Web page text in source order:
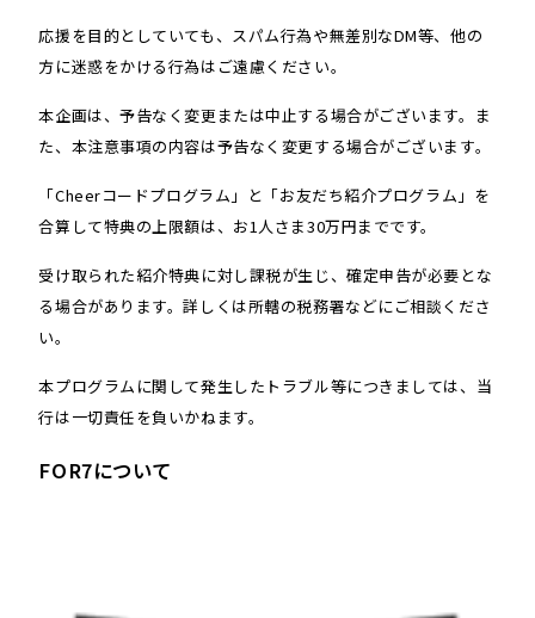
応援を目的としていても、スパム行為や無差別なDM等、他の
方に迷惑をかける行為はご遠慮ください。
本企画は、予告なく変更または中止する場合がございます。ま
た、本注意事項の内容は予告なく変更する場合がございます。
「Cheerコードプログラム」と「お友だち紹介プログラム」を
合算して特典の上限額は、お1人さま30万円までです。
受け取られた紹介特典に対し課税が生じ、確定申告が必要とな
る場合があります。詳しくは所轄の税務署などにご相談くださ
い。
本プログラムに関して発生したトラブル等につきましては、当
行は一切責任を負いかねます。
FOR7について